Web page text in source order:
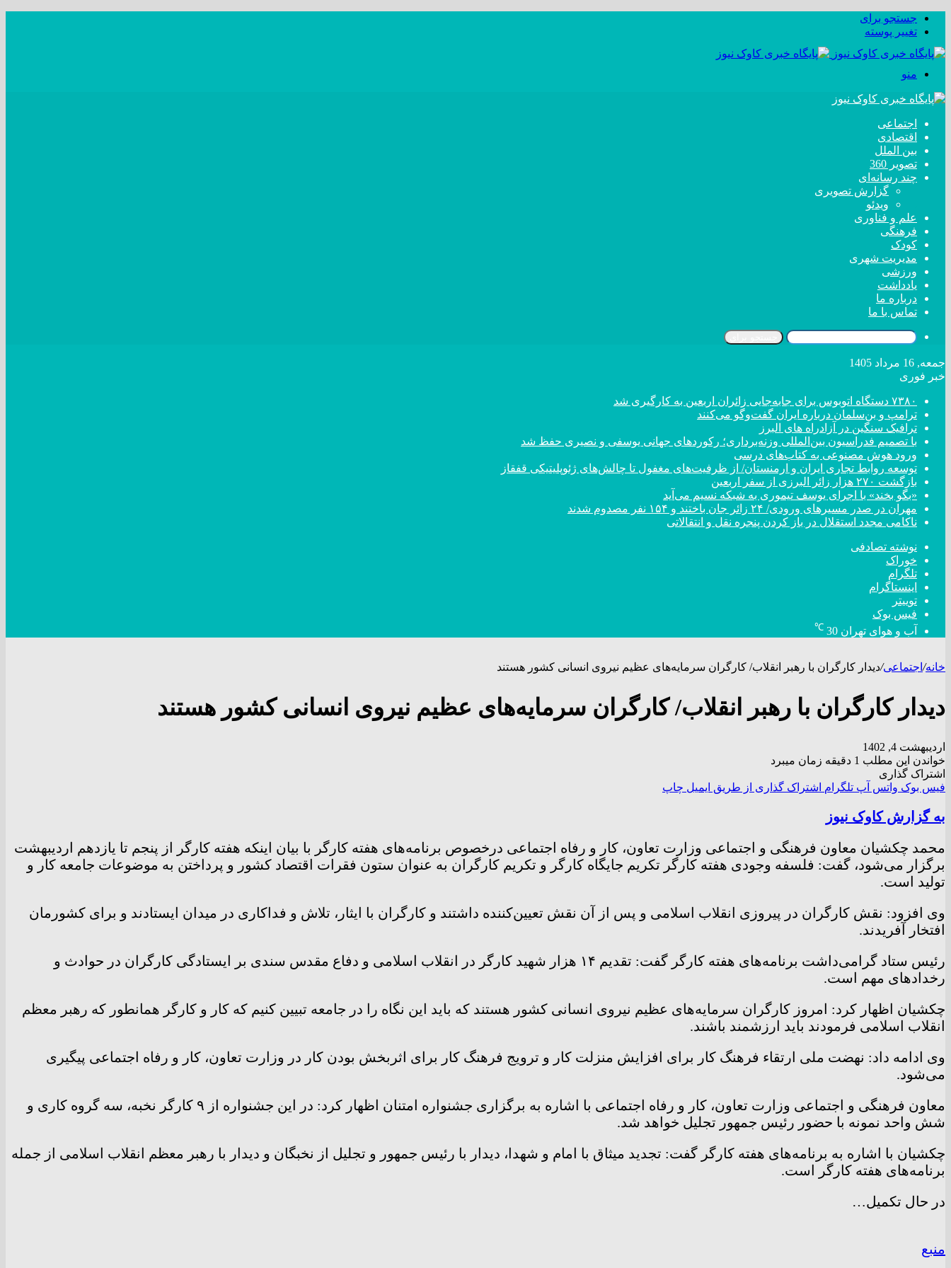
جستجو برای
تغییر پوسته
منو
اجتماعی
اقتصادی
بین الملل
تصویر 360
چند رسانه‌ای
گزارش تصویری
ویدئو
علم و فناوری
فرهنگی
کودک
مدیریت شهری
ورزشی
یادداشت
درباره ما
تماس با ما
جمعه, 16 مرداد 1405
خبر فوری
۷۳۸۰ دستگاه اتوبوس برای جابه‌جایی زائران اربعین به کارگیری شد
ترامپ و بن‌سلمان درباره ایران گفت‌و‌گو می‌کنند
ترافیک سنگین در آزادراه های البرز
با تصمیم فدراسیون بین‌المللی وزنه‌برداری؛ رکورد‌های جهانی یوسفی و نصیری حفظ شد
ورود هوش مصنوعی به کتاب‌های درسی
توسعه روابط تجاری ایران و ارمنستان/ از ظرفیت‌های مغفول تا چالش‌های ژئوپلیتیکی قفقاز
بازگشت ۲۷۰ هزار زائر البرزی از سفر اربعین
«بگو بخند» با اجرای یوسف تیموری به شبکه نسیم می‌آید
مهران در صدر مسیر‌های ورودی/ ۲۴ زائر جان باختند و ۱۵۴ نفر مصدوم شدند
ناکامی مجدد استقلال در باز کردن پنجره نقل و انتقالاتی
نوشته تصادفی
خوراک
تلگرام
اینستاگرام
توییتر
فیس بوک
آب و هوای تهران 30
℃
خانه/ اجتماعی/دیدار کارگران با رهبر انقلاب/ کارگران سرمایه‌های عظیم نیروی انسانی کشور هستند
دیدار کارگران با رهبر انقلاب/ کارگران سرمایه‌های عظیم نیروی انسانی کشور هستند
اردیبهشت 4, 1402
خواندن این مطلب 1 دقیقه زمان میبرد
اشتراک گذاری
فیس بوک واتس آپ تلگرام اشتراک گذاری از طریق ایمیل چاپ
به گزارش کاوک نیوز
محمد چکشیان معاون فرهنگی و اجتماعی وزارت تعاون، کار و رفاه اجتماعی درخصوص برنامه‌های هفته کارگر با بیان اینکه هفته کارگر از پنجم تا یازدهم اردیبهشت
برگزار می‌شود، گفت: فلسفه وجودی هفته کارگر تکریم جایگاه کارگر و تکریم کارگران به عنوان ستون فقرات اقتصاد کشور و پرداختن به موضوعات جامعه کار و
تولید است.
وی افزود: نقش کارگران در پیروزی انقلاب اسلامی و پس از آن نقش تعیین‌کننده داشتند و کارگران با ایثار، تلاش و فداکاری در میدان ایستادند و برای کشورمان
افتخار آفریدند.
رئیس ستاد گرامی‌داشت برنامه‌های هفته کارگر گفت: تقدیم ۱۴ هزار شهید کارگر در انقلاب اسلامی و دفاع مقدس سندی بر ایستادگی کارگران در حوادث و
رخداد‌های مهم است.
چکشیان اظهار کرد: امروز کارگران سرمایه‌های عظیم نیروی انسانی کشور هستند که باید این نگاه را در جامعه تبیین کنیم که کار و کارگر همانطور که رهبر معظم
انقلاب اسلامی فرمودند باید ارزشمند باشند.
وی ادامه داد: نهضت ملی ارتقاء فرهنگ کار برای افزایش منزلت کار و ترویج فرهنگ کار برای اثربخش بودن کار در وزارت تعاون، کار و رفاه اجتماعی پیگیری
می‌شود.
معاون فرهنگی و اجتماعی وزارت تعاون، کار و رفاه اجتماعی با اشاره به برگزاری جشنواره امتنان اظهار کرد: در این جشنواره از ۹ کارگر نخبه، سه گروه کاری و
شش واحد نمونه با حضور رئیس جمهور تجلیل خواهد شد.
چکشیان با اشاره به برنامه‌های هفته کارگر گفت: تجدید میثاق با امام و شهدا، دیدار با رئیس جمهور و تجلیل از نخبگان و دیدار با رهبر معظم انقلاب اسلامی از جمله
برنامه‌های هفته کارگر است.
در حال تکمیل…
منبع